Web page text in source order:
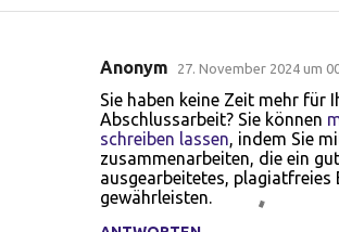
Anonym 27. November 2024 um
Sie haben keine Zeit mehr für
Abschlussarbeit? Sie können
schreiben lassen, indem Sie
zusammenarbeiten, die ein gut
ausgearbeitetes, plagiatfreies
gewährleisten.